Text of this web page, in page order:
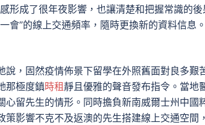
形成了很年夜影響，也讓清楚和把握常識的後
會”的線上交通頻率，隨時更換新的資料信息。
，固然疫情佈景下留學在外照舊面對良多艱
那極度鎮時租靜且優雅的聲音發布指令。當地
留先生的情形。同時擔負新南威爾士州中國
影響不克不及返澳的先生搭建線上交通空間